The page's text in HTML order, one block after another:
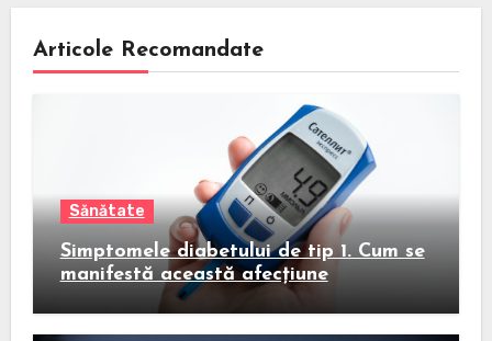
Articole Recomandate
Sănătate
Simptomele diabetului de tip 1. Cum se
manifestă această afecțiune